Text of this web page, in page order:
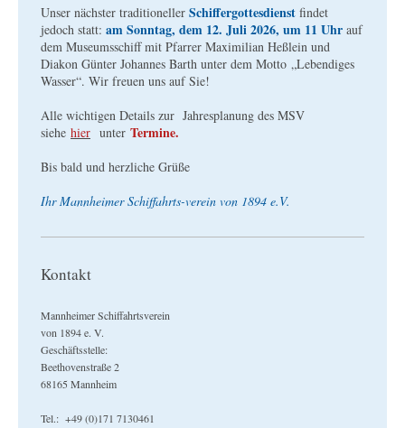
Unser nächster traditioneller Schiffergottesdienst findet
jedoch statt: am Sonntag, dem 12. Juli 2026, um 11 Uhr auf
dem Museumsschiff mit Pfarrer Maximilian Heßlein und
Diakon Günter Johannes Barth unter dem Motto „Lebendiges
Wasser“. Wir freuen uns auf Sie!
Alle wichtigen Details zur Jahresplanung des MSV
siehe hier unter Termine.
Bis bald und herzliche Grüße
Ihr Mannheimer Schiffahrts-verein von 1894 e.V.
Kontakt
Mannheimer Schiffahrtsverein
von 1894 e. V.
Geschäftsstelle:
Beethovenstraße 2
68165 Mannheim
Tel.: +49 (0)171 7130461